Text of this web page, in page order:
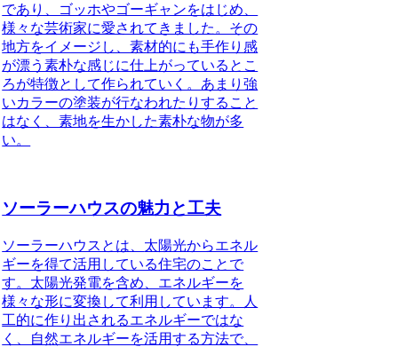
であり、ゴッホやゴーギャンをはじめ、
様々な芸術家に愛されてきました。その
地方をイメージし、素材的にも手作り感
が漂う素朴な感じに仕上がっているとこ
ろが特徴として作られていく。あまり強
いカラーの塗装が行なわれたりすること
はなく、素地を生かした素朴な物が多
い。
ソーラーハウスの魅力と工夫
ソーラーハウスとは、 太陽光からエネル
ギーを得て活用している住宅のことで
す。太陽光発電を含め、エネルギーを
様々な形に変換して利用しています。人
工的に作り出されるエネルギーではな
く、自然エネルギーを活用する方法で、